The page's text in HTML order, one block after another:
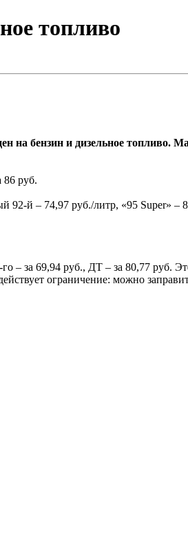
топливо
на бензин и дизельное топливо.
86 руб.
й – 74,97 руб./литр, «95 Super» –
– за 69,94 руб., ДТ – за 80,77 руб.
ограничение: можно